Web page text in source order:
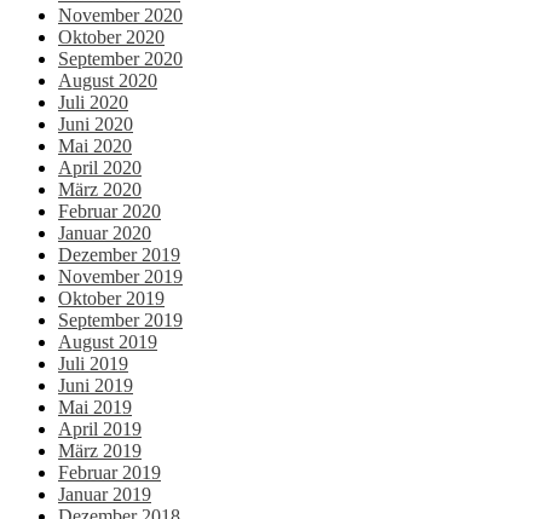
November 2020
Oktober 2020
September 2020
August 2020
Juli 2020
Juni 2020
Mai 2020
April 2020
März 2020
Februar 2020
Januar 2020
Dezember 2019
November 2019
Oktober 2019
September 2019
August 2019
Juli 2019
Juni 2019
Mai 2019
April 2019
März 2019
Februar 2019
Januar 2019